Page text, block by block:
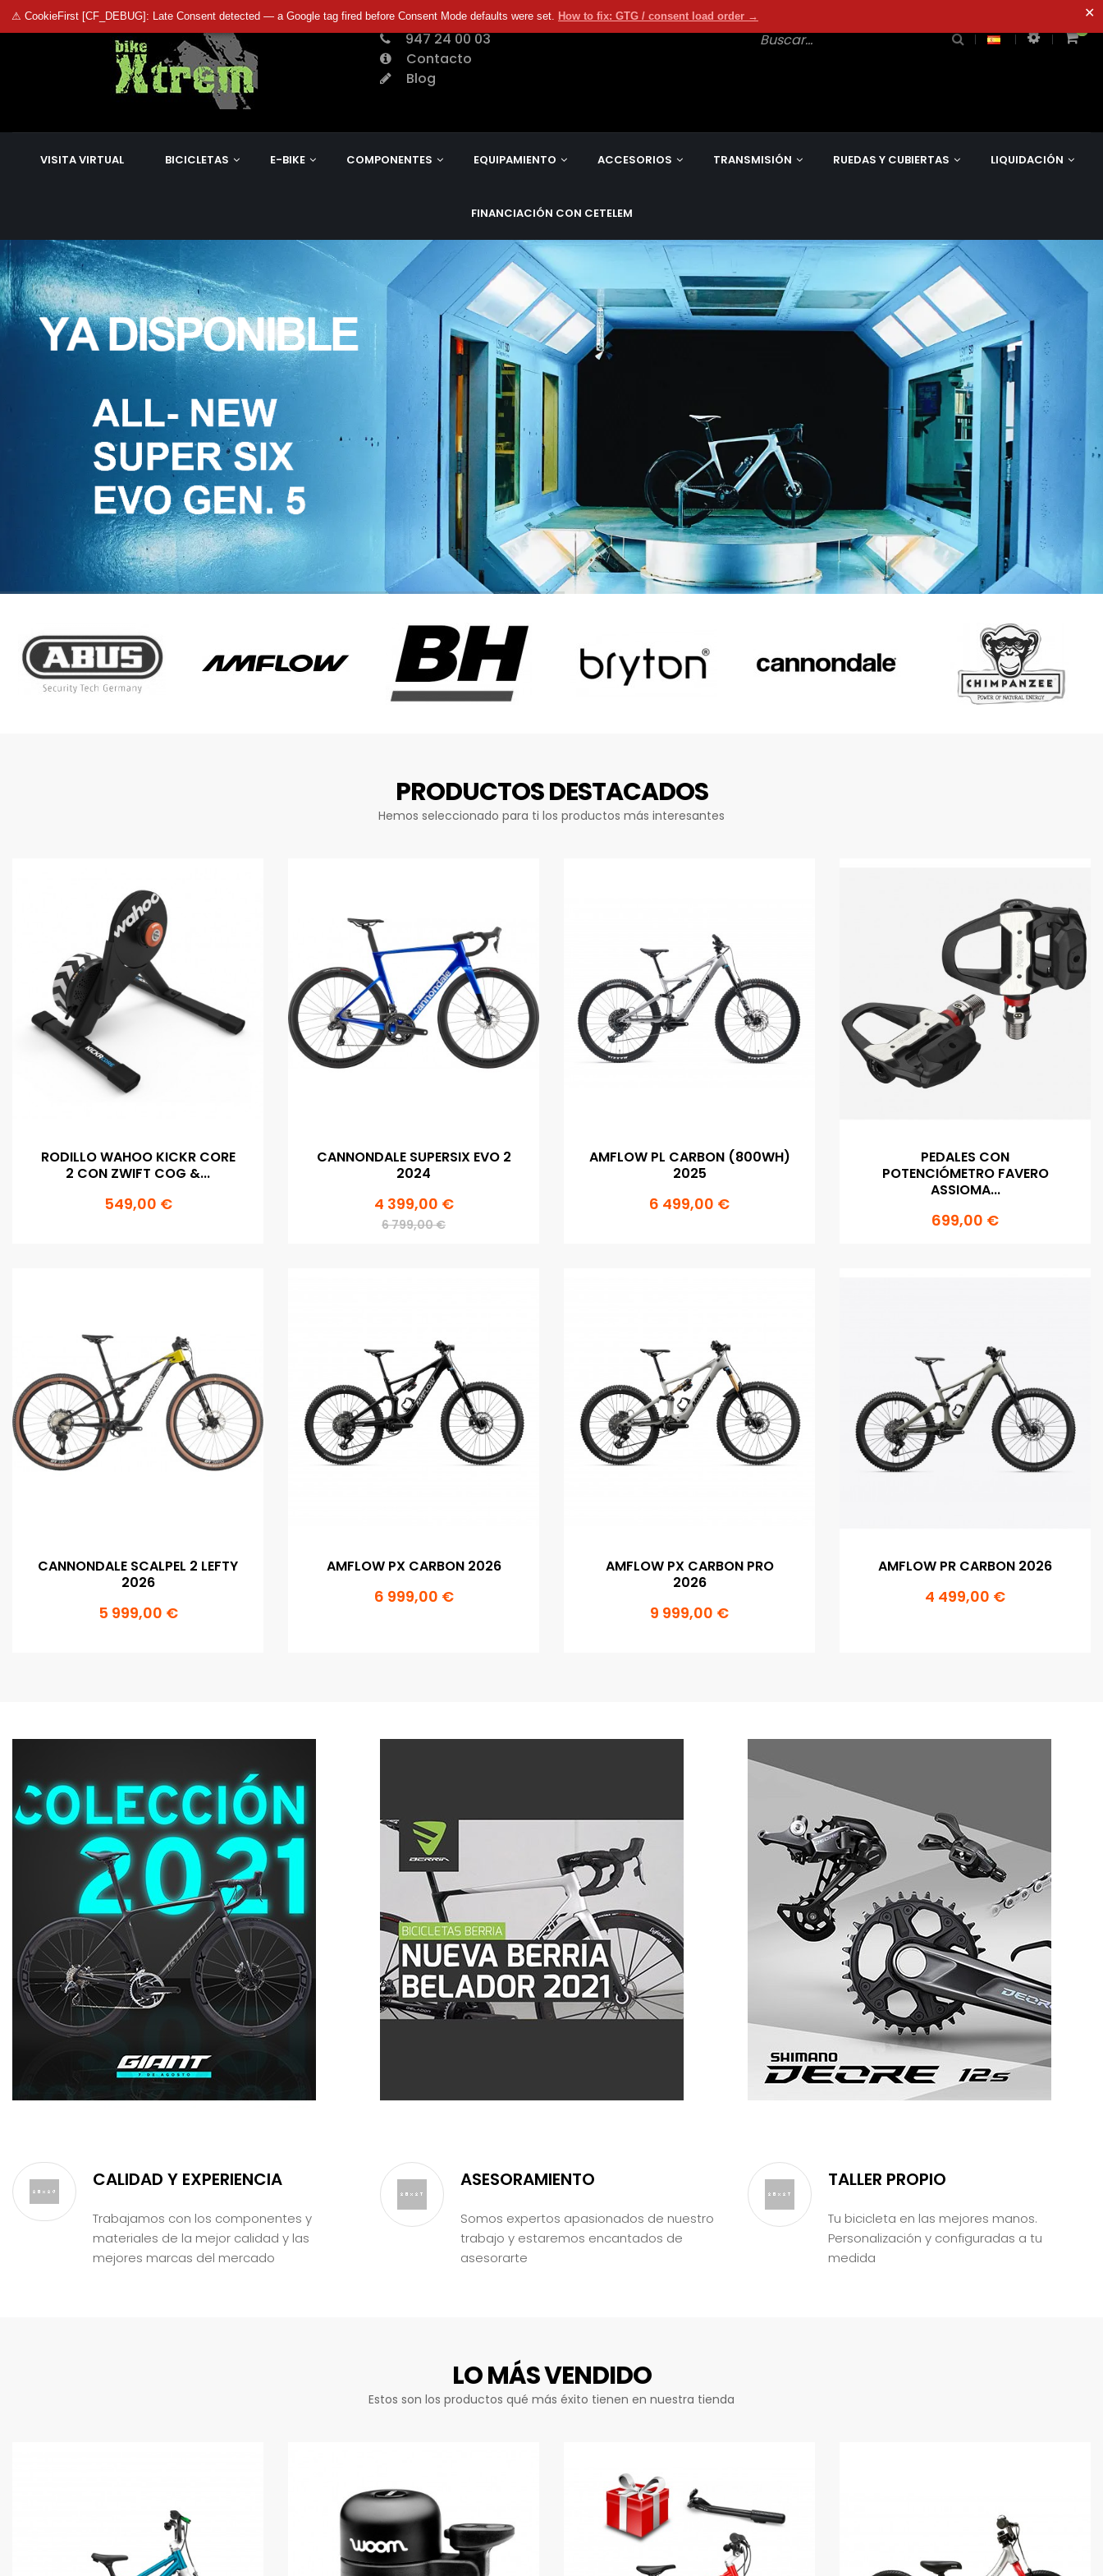
⚠ CookieFirst [CF_DEBUG]: Late Consent detected — a Google tag fired before Consent Mode defaults were set. How to fix: GTG / consent load order → ✕
947 24 00 03
Contacto
Blog
0
0
VISITA VIRTUAL BICICLETAS E-BIKE COMPONENTES EQUIPAMIENTO ACCESORIOS TRANSMISIÓN RUEDAS Y CUBIERTAS LIQUIDACIÓN
FINANCIACIÓN CON CETELEM
PRODUCTOS DESTACADOS
Hemos seleccionado para ti los productos más interesantes
RODILLO WAHOO KICKR CORE
2 CON ZWIFT COG &...
549,00 €
CANNONDALE SUPERSIX EVO 2
2024
4 399,00 €
6 799,00 €
AMFLOW PL CARBON (800WH)
2025
6 499,00 €
PEDALES CON
POTENCIÓMETRO FAVERO
ASSIOMA...
699,00 €
CANNONDALE SCALPEL 2 LEFTY
2026
5 999,00 €
AMFLOW PX CARBON 2026
6 999,00 €
AMFLOW PX CARBON PRO
2026
9 999,00 €
AMFLOW PR CARBON 2026
4 499,00 €
CALIDAD Y EXPERIENCIA
Trabajamos con los componentes y
materiales de la mejor calidad y las
mejores marcas del mercado
ASESORAMIENTO
Somos expertos apasionados de nuestro
trabajo y estaremos encantados de
asesorarte
TALLER PROPIO
Tu bicicleta en las mejores manos.
Personalización y configuradas a tu
medida
LO MÁS VENDIDO
Estos son los productos qué más éxito tienen en nuestra tienda